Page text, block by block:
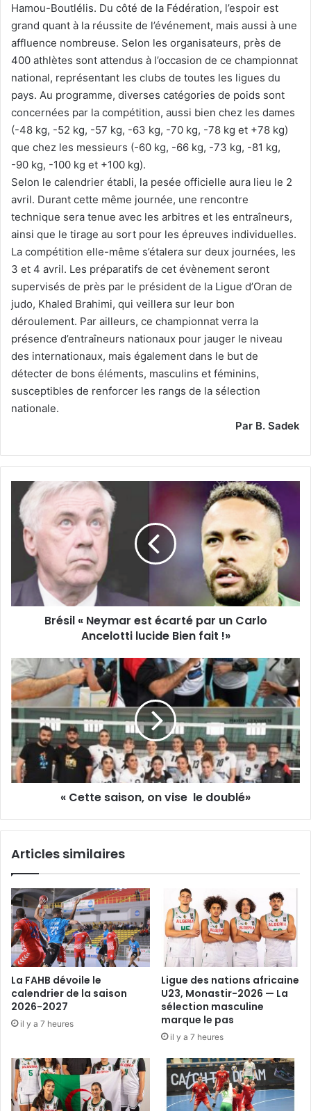
Hamou-Boutlélis. Du côté de la Fédération, l’espoir est
grand quant à la réussite de l’événement, mais aussi à une
affluence nombreuse. Selon les organisateurs, près de
400 athlètes sont attendus à l’occasion de ce championnat
national, représentant les clubs de toutes les ligues du
pays. Au programme, diverses catégories de poids sont
concernées par la compétition, aussi bien chez les dames
(-48 kg, -52 kg, -57 kg, -63 kg, -70 kg, -78 kg et +78 kg)
que chez les messieurs (-60 kg, -66 kg, -73 kg, -81 kg,
-90 kg, -100 kg et +100 kg).
Selon le calendrier établi, la pesée officielle aura lieu le 2
avril. Durant cette même journée, une rencontre
technique sera tenue avec les arbitres et les entraîneurs,
ainsi que le tirage au sort pour les épreuves individuelles.
La compétition elle-même s’étalera sur deux journées, les
3 et 4 avril. Les préparatifs de cet évènement seront
supervisés de près par le président de la Ligue d’Oran de
judo, Khaled Brahimi, qui veillera sur leur bon
déroulement. Par ailleurs, ce championnat verra la
présence d’entraîneurs nationaux pour jauger le niveau
des internationaux, mais également dans le but de
détecter de bons éléments, masculins et féminins,
susceptibles de renforcer les rangs de la sélection
nationale.
Par B. Sadek
Brésil
Neymar
est
écarté
Carlo
Ancelotti
!»
Brésil « Neymar est écarté par un Carlo
Ancelotti lucide Bien fait !»
«
Cette
saison,
on
vise
le
doublé»
« Cette saison, on vise le doublé»
Articles similaires
La FAHB dévoile le
calendrier de la saison
2026-2027
il y a 7 heures
Ligue des nations africaine
U23, Monastir-2026 — La
sélection masculine
marque le pas
il y a 7 heures